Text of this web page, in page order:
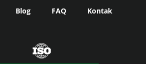
Blog FAQ Kontak